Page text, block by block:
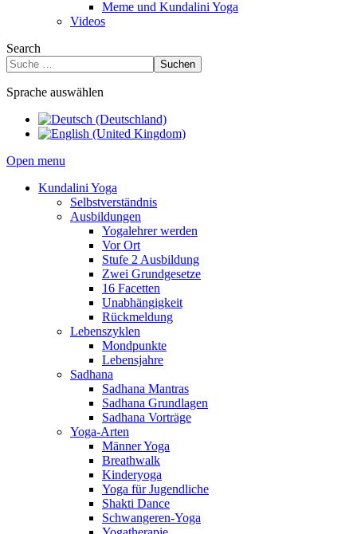
Meme und Kundalini Yoga
Videos
Search
Suchen
Sprache auswählen
Open menu
Kundalini Yoga
Selbstverständnis
Ausbildungen
Yogalehrer werden
Vor Ort
Stufe 2 Ausbildung
Zwei Grundgesetze
16 Facetten
Unabhängigkeit
Rückmeldung
Lebenszyklen
Mondpunkte
Lebensjahre
Sadhana
Sadhana Mantras
Sadhana Grundlagen
Sadhana Vorträge
Yoga-Arten
Männer Yoga
Breathwalk
Kinderyoga
Yoga für Jugendliche
Shakti Dance
Schwangeren-Yoga